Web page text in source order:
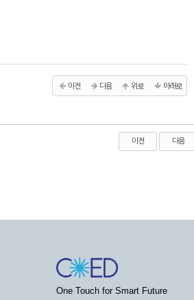
이전 다음 위로 아래로
이전 다음
One Touch for Smart Future